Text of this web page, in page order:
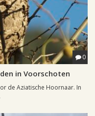
0
in Voorschoten
de Aziatische Hoornaar. In